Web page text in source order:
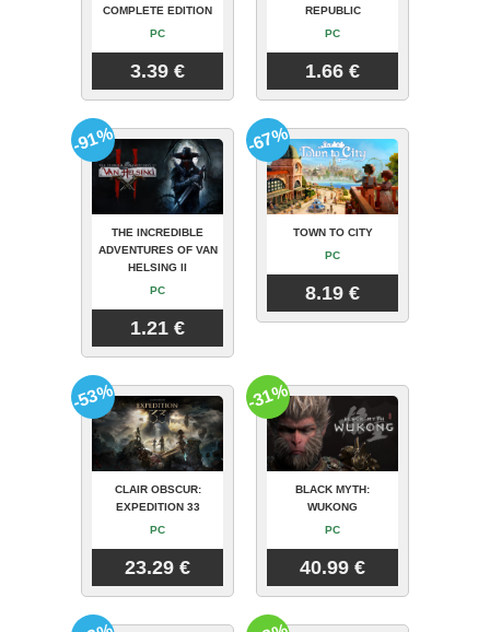
COMPLETE EDITION
PC
3.39 €
REPUBLIC
PC
1.66 €
THE INCREDIBLE
ADVENTURES OF VAN
HELSING II
PC
1.21 €
-91%
TOWN TO CITY
PC
8.19 €
-67%
CLAIR OBSCUR:
EXPEDITION 33
PC
23.29 €
-53%
BLACK MYTH:
WUKONG
PC
40.99 €
-31%